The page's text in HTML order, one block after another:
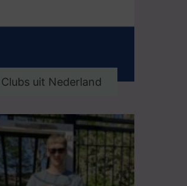
Clubs uit Nederland